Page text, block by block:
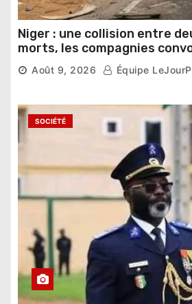
Niger : une collision entre
morts, les compagnies
Août 9, 2026 Équipe
SOCIÉTÉ